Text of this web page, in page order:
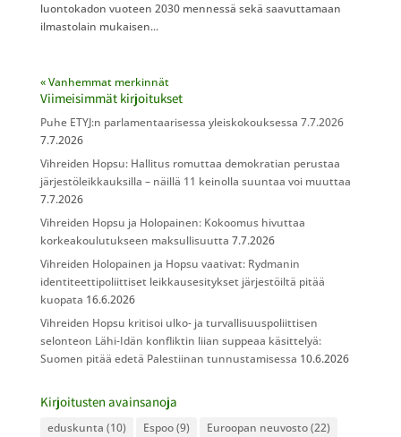
luontokadon vuoteen 2030 mennessä sekä saavuttamaan
ilmastolain mukaisen...
« Vanhemmat merkinnät
Viimeisimmät kirjoitukset
Puhe ETYJ:n parlamentaarisessa yleiskokouksessa 7.7.2026
7.7.2026
Vihreiden Hopsu: Hallitus romuttaa demokratian perustaa
järjestöleikkauksilla – näillä 11 keinolla suuntaa voi muuttaa
7.7.2026
Vihreiden Hopsu ja Holopainen: Kokoomus hivuttaa
korkeakoulutukseen maksullisuutta 7.7.2026
Vihreiden Holopainen ja Hopsu vaativat: Rydmanin
identiteettipoliittiset leikkausesitykset järjestöiltä pitää
kuopata 16.6.2026
Vihreiden Hopsu kritisoi ulko- ja turvallisuuspoliittisen
selonteon Lähi-Idän konfliktin liian suppeaa käsittelyä:
Suomen pitää edetä Palestiinan tunnustamisessa 10.6.2026
Kirjoitusten avainsanoja
eduskunta (10) Espoo(9) Euroopan neuvosto(22)